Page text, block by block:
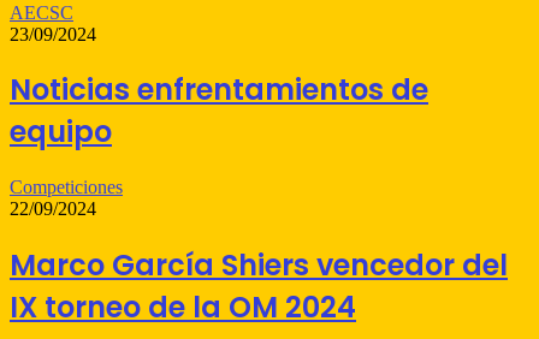
AECSC
23/09/2024
Noticias enfrentamientos de
equipo
Competiciones
22/09/2024
Marco García Shiers vencedor del
IX torneo de la OM 2024